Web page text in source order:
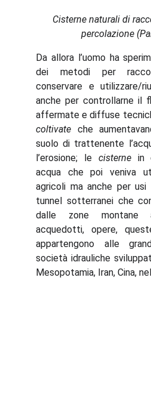
Cisterne naturali di
percolazione
Da allora l’uomo ha
dei metodi per
conservare e utilizzare/
anche per controllarne il
affermate e diffuse
coltivate che
suolo di trattenente
l’erosione; le cisternein
acqua che poi veniva
agricoli ma anche per usi
tunnel sotterranei che
dalle zone montane
acquedotti, opere,
appartengono alle
società idrauliche
Mesopotamia, Iran, Cina,